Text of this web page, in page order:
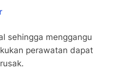
sehingga menggangu
perawatan dapat